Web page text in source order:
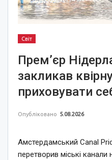
Світ
Прем’єр
закликав
приховувати
Опубліковано 5.08.2026
Амстердамський Canal
перетворив міські